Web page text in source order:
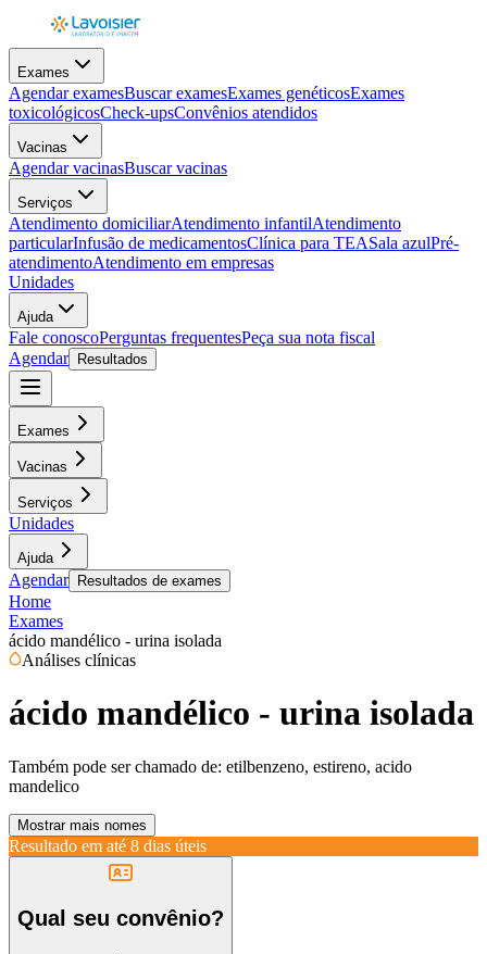
Exames
Agendar examesBuscar examesExames genéticosExames
toxicológicosCheck-upsConvênios atendidos
Vacinas
Agendar vacinasBuscar vacinas
Serviços
Atendimento domiciliarAtendimento infantilAtendimento
particularInfusão de medicamentosClínica para TEASala azulPré-
atendimentoAtendimento em empresas
Unidades
Ajuda
Fale conoscoPerguntas frequentesPeça sua nota fiscal
Agendar
Resultados
Exames
Vacinas
Serviços
Unidades
Ajuda
Agendar Resultados de exames
Home
Exames
ácido mandélico - urina isolada
Análises clínicas
ácido mandélico - urina isolada
Também pode ser chamado de: etilbenzeno, estireno, acido
mandelico
Mostrar mais nomes
Resultado em até 8 dias úteis
Qual seu convênio?